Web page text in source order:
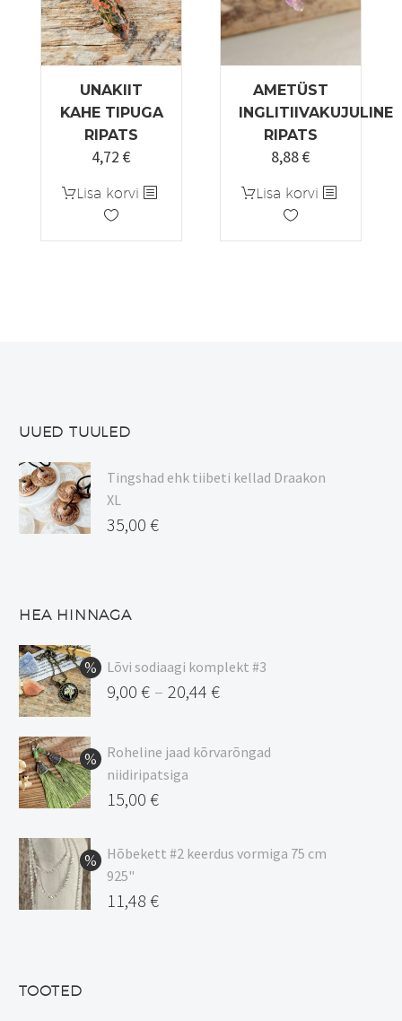
tootelehel.
UNAKIIT
KAHE TIPUGA
RIPATS
Algne
oli:
5,90 €.
4,72 €Praegune
on:
Lisa korvi
AMETÜST
INGLITIIVAKUJULINE
RIPATS
8,88€
Lisa korvi
UUED TUULED
Tingshad ehk tiibeti kellad Draakon
XL
35,00 €
HEA HINNAGA
Lõvi sodiaagi komplekt #3
9,00 € – 20,44 €
9,00 €
kuni
20,44 €
Roheline jaad kõrvarõngad
niidiripatsiga
Algne
oli:
17,00 €.
15,00 €
hind
on:
15,00 €.
Hõbekett #2 keerdus vormiga 75 cm
925"
Algne
11,48 €
TOOTED